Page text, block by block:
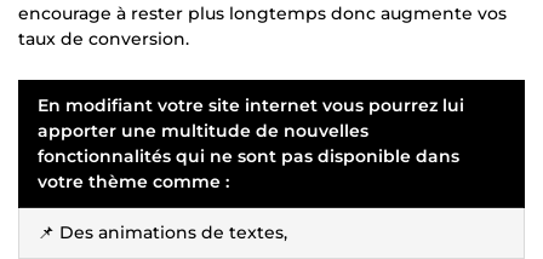
encourage à rester plus longtemps donc augmente vos
taux de conversion.
En modifiant votre site internet vous pourrez lui
apporter une multitude de nouvelles
fonctionnalités qui ne sont pas disponible dans
votre thème comme :
📌 Des animations de textes,